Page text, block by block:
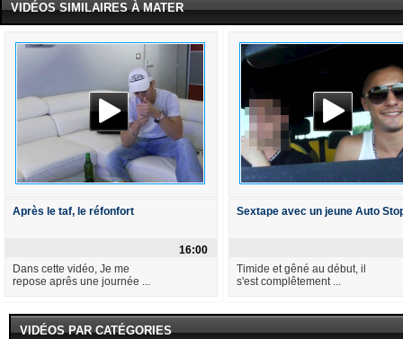
VIDÉOS SIMILAIRES À MATER
Après le taf, le réfonfort
16:00
Dans cette vidéo, Je me
repose aprês une journée ...
Sextape avec un jeune Auto
Timide et gêné au début, il
s'est complêtement ...
VIDÉOS PAR CATÉGORIES